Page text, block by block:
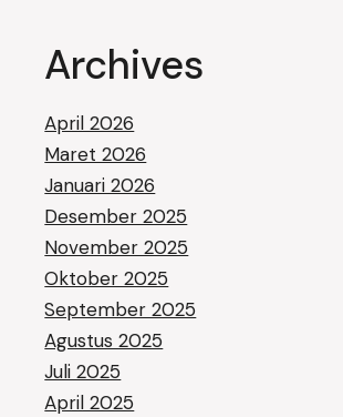
Archives
April 2026
Maret 2026
Januari 2026
Desember 2025
November 2025
Oktober 2025
September 2025
Agustus 2025
Juli 2025
April 2025